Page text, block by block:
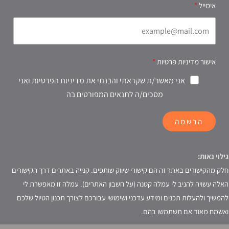
אימייל
אישור מדיניות פרטיות
אני מאשר/ת שקראתי והבנתי את מדיניות הפרטיות ואני
מסכים/ה לתנאים המפורטים בה
הרשמה
גילוי נאות:
חלק מהקישורים באתר זה הם קישורי שיווק שותפים. קנייה באתרים דרך הקישורים
האלה עשויה להניב לי עמלה קטנה (על חשבון האתרים). עמלה זו מאפשרת לי
להמשיך ולהעלות תכנים ומידע עדכני ושימושי עבורכם לצורך תכנון הטיול שלכם
ואשמח מאוד אם תשתמשו בהם.